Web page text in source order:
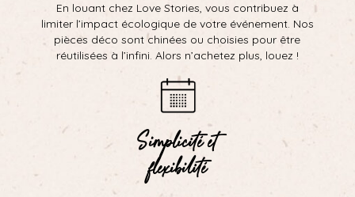
En louant chez Love Stories, vous contribuez à
limiter l’impact écologique de votre événement. Nos
pièces déco sont chinées ou choisies pour être
réutilisées à l’infini. Alors n’achetez plus, louez !
Simplicité et
flexibilité